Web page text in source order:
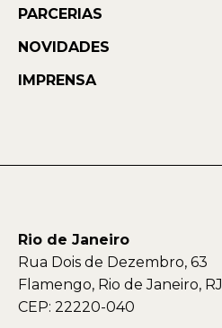
PARCERIAS
NOVIDADES
IMPRENSA
Rio de Janeiro
Rua Dois de Dezembro, 63
Flamengo, Rio de Janeiro, RJ
CEP: 22220-040